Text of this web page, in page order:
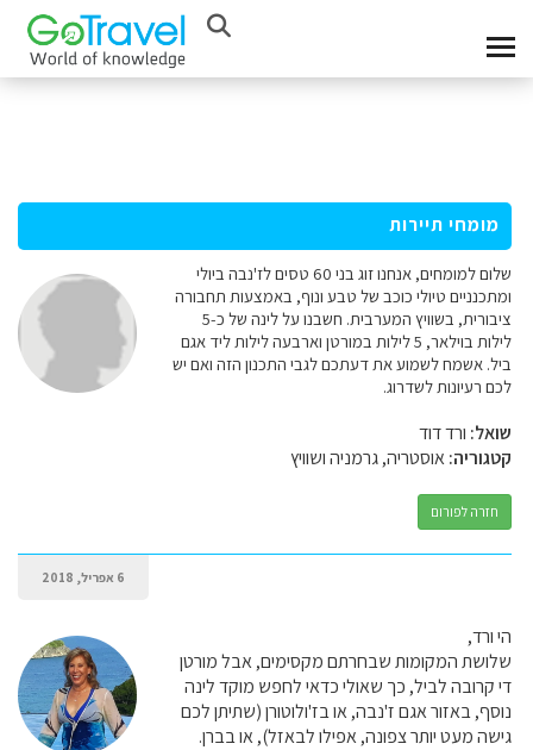
מומחי תיירות
שלום למומחים, אנחנו זוג בני 60 טסים לז'נבה ביולי
ומתכנניים טיולי כוכב של טבע ונוף, באמצעות תחבורה
ציבורית, בשוויץ המערבית. חשבנו על לינה של כ-5
לילות בוילאר, 5 לילות במורטן וארבעה לילות ליד אגם
ביל. אשמח לשמוע את דעתכם לגבי התכנון הזה ואם יש
לכם רעיונות לשדרוג.
שואל: ורד דוד
קטגוריה:אוסטריה, גרמניה ושוויץ
חזרה לפורום
6 אפריל, 2018
הי ורד,
שלושת המקומות שבחרתם מקסימים, אבל מורטן
די קרובה לביל, כך שאולי כדאי לחפש מוקד לינה
נוסף, באזור אגם ז'נבה, או בז'ולוטורן (שתיתן לכם
גישה מעט יותר צפונה, אפילו לבאזל), או בברן.